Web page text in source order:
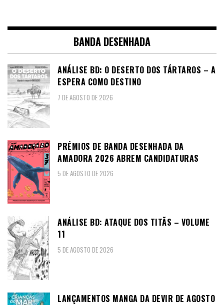
BANDA DESENHADA
ANÁLISE BD: O DESERTO DOS TÁRTAROS – A
ESPERA COMO DESTINO
7 DE AGOSTO DE 2026
PRÉMIOS DE BANDA DESENHADA DA
AMADORA 2026 ABREM CANDIDATURAS
5 DE AGOSTO DE 2026
ANÁLISE BD: ATAQUE DOS TITÃS – VOLUME
11
5 DE AGOSTO DE 2026
LANÇAMENTOS MANGA DA DEVIR DE AGOSTO